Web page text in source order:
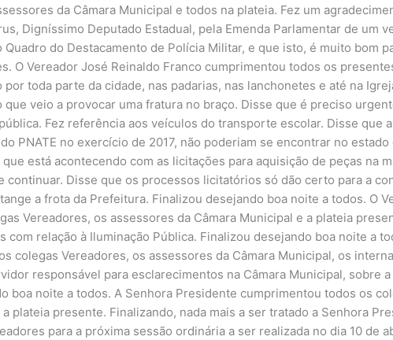
da Câmara Municipal e todos na plateia. Fez um
Digníssimo Deputado Estadual, pela Emenda Parlamentar de um
do Destacamento de Polícia Militar, e que isto, é muito bom
O Vereador José Reinaldo Franco cumprimentou todos os
toda parte da cidade, nas padarias, nas lanchonetes e até na
que veio a provocar uma fratura no braço. Disse que é preciso
Fez referência aos veículos do transporte escolar. Disse que
PNATE no exercício de 2017, não poderiam se encontrar no
está acontecendo com as licitações para aquisição de peças na
continuar. Disse que os processos licitatórios só dão certo para a
a frota da Prefeitura. Finalizou desejando boa noite a todos. O
Vereadores, os assessores da Câmara Municipal e a plateia
com relação à Iluminação Pública. Finalizou desejando boa noite a
colegas Vereadores, os assessores da Câmara Municipal, os
responsável para esclarecimentos na Câmara Municipal, sobre
boa noite a todos. A Senhora Presidente cumprimentou todos os
plateia presente. Finalizando, nada mais a ser tratado a Senhora
para a próxima sessão ordinária a ser realizada no dia 10 de